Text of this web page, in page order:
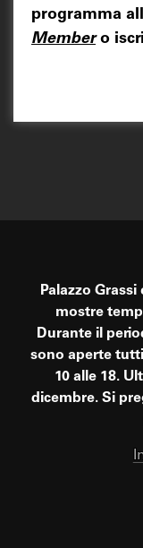
programma
Membero
Palazzo
mostre
Durante il
sono aperte
10 alle 18.
dicembre. Si